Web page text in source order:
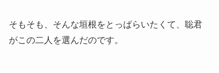
そもそも、そんな垣根をとっぱらいたくて、聡君
がこの二人を選んだのです。